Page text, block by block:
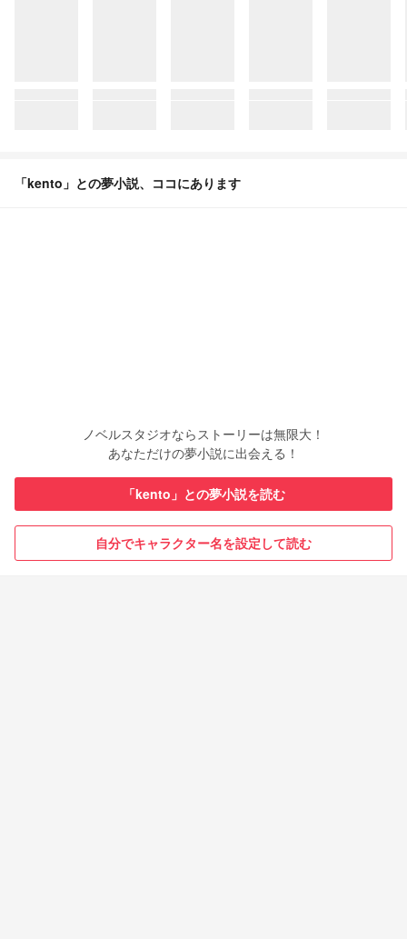
「kento」との夢小説、ココにあります
ノベルスタジオならストーリーは無限大！
あなただけの夢小説に出会える！
「kento」との夢小説を読む
自分でキャラクター名を設定して読む